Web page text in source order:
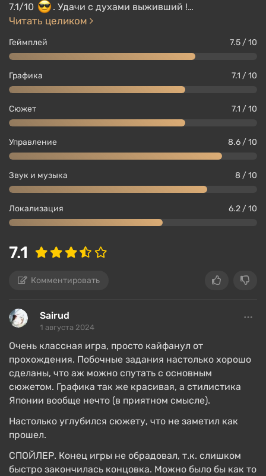
7.1/10
. Удачи с духами выживший !…
Читать целиком
Геймплей 7.5 / 10
Графика 7.1 / 10
Сюжет 7.1 / 10
Управление 8.6 / 10
Звук и музыка 8 / 10
Локализация 6.2 / 10
7.1
Комментировать
Sairud
1 августа 2024
Очень классная игра, просто кайфанул от
прохождения. Побочные задания настолько хорошо
сделаны, что аж можно спутать с основным
сюжетом. Графика так же красивая, а стилистика
Японии вообще нечто (в приятном смысле).
Настолько углубился сюжету, что не заметил как
прошел.
СПОЙЛЕР. Конец игры не обрадовал, т.к. слишком
быстро закончилась концовка. Можно было бы как то